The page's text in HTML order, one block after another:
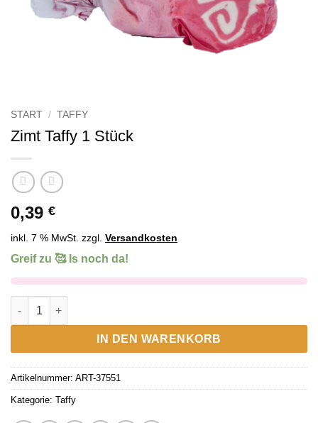
START / TAFFY
Zimt Taffy 1 Stück
0,39 €
inkl. 7 % MwSt. zzgl. Versandkosten
Greif zu 🥰 Is noch da!
Zimt Taffy 1 Stück Menge
IN DEN WARENKORB
Artikelnummer: ART-37551
Kategorie: Taffy